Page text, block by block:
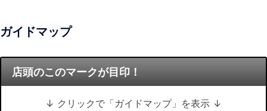
ガイドマップ
店頭のこのマークが目印！
↓ クリックで「ガイドマップ」を表示 ↓